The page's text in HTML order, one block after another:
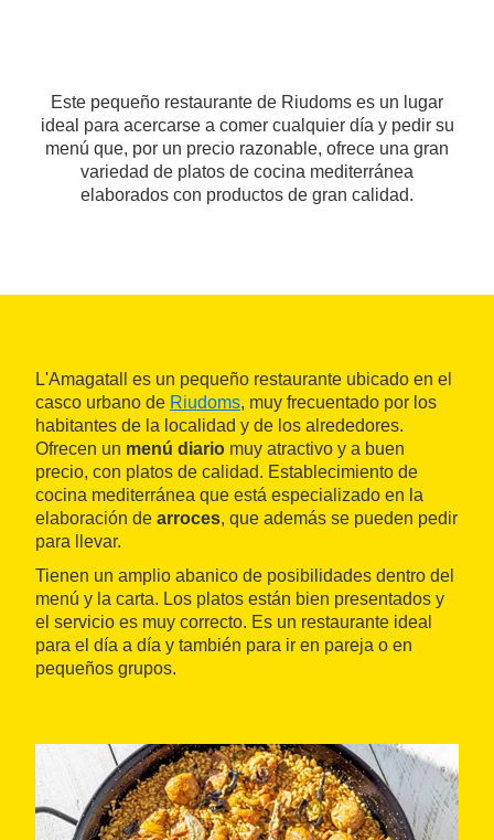
Este pequeño restaurante de Riudoms es un lugar
ideal para acercarse a comer cualquier día y pedir su
menú que, por un precio razonable, ofrece una gran
variedad de platos de cocina mediterránea
elaborados con productos de gran calidad.
L'Amagatall es un pequeño restaurante ubicado en el
casco urbano de Riudoms, muy frecuentado por los
habitantes de la localidad y de los alrededores.
Ofrecen un menú diario muy atractivo y a buen
precio, con platos de calidad. Establecimiento de
cocina mediterránea que está especializado en la
elaboración de arroces, que además se pueden pedir
para llevar.
Tienen un amplio abanico de posibilidades dentro del
menú y la carta. Los platos están bien presentados y
el servicio es muy correcto. Es un restaurante ideal
para el día a día y también para ir en pareja o en
pequeños grupos.